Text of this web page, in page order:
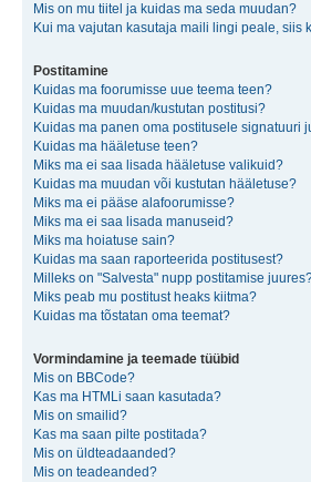
Mis on mu tiitel ja kuidas ma seda muudan?
Kui ma vajutan kasutaja maili lingi peale, siis
Postitamine
Kuidas ma foorumisse uue teema teen?
Kuidas ma muudan/kustutan postitusi?
Kuidas ma panen oma postitusele signatuuri
Kuidas ma hääletuse teen?
Miks ma ei saa lisada hääletuse valikuid?
Kuidas ma muudan või kustutan hääletuse?
Miks ma ei pääse alafoorumisse?
Miks ma ei saa lisada manuseid?
Miks ma hoiatuse sain?
Kuidas ma saan raporteerida postitusest?
Milleks on "Salvesta" nupp postitamise
Miks peab mu postitust heaks kiitma?
Kuidas ma tõstatan oma teemat?
Vormindamine ja teemade tüübid
Mis on BBCode?
Kas ma HTMLi saan kasutada?
Mis on smailid?
Kas ma saan pilte postitada?
Mis on üldteadaanded?
Mis on teadeanded?